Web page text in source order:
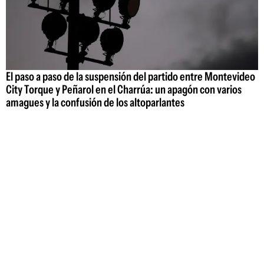
El paso a paso de la suspensión del partido entre Montevideo
City Torque y Peñarol en el Charrúa: un apagón con varios
amagues y la confusión de los altoparlantes